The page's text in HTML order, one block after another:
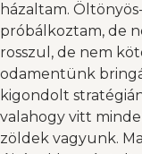
házaltam.
próbálkoztam, de
rosszul, de nem
odamentünk
kigondolt
valahogy vitt
zöldek vagyunk.